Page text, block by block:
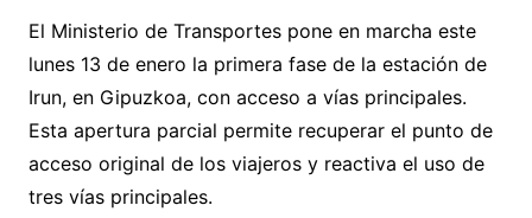
El Ministerio de Transportes pone en marcha este
lunes 13 de enero la primera fase de la estación de
Irun, en Gipuzkoa, con acceso a vías principales.
Esta apertura parcial permite recuperar el punto de
acceso original de los viajeros y reactiva el uso de
tres vías principales.